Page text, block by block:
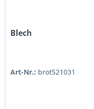
Blech
Art-Nr.: brot521031